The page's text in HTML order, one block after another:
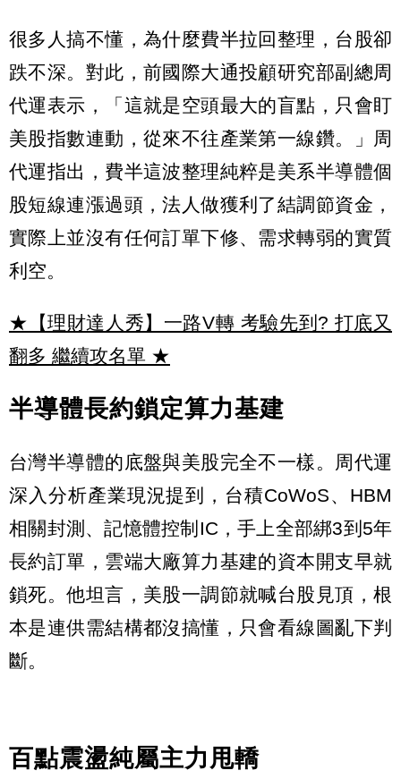
很多人搞不懂，為什麼費半拉回整理，台股卻
跌不深。對此，前國際大通投顧研究部副總周
代運表示，「這就是空頭最大的盲點，只會盯
美股指數連動，從來不往產業第一線鑽。」周
代運指出，費半這波整理純粹是美系半導體個
股短線連漲過頭，法人做獲利了結調節資金，
實際上並沒有任何訂單下修、需求轉弱的實質
利空。
★【理財達人秀】一路V轉 考驗先到? 打底又
翻多 繼續攻名單 ★
半導體長約鎖定算力基建
台灣半導體的底盤與美股完全不一樣。周代運
深入分析產業現況提到，台積CoWoS、HBM
相關封測、記憶體控制IC，手上全部綁3到5年
長約訂單，雲端大廠算力基建的資本開支早就
鎖死。他坦言，美股一調節就喊台股見頂，根
本是連供需結構都沒搞懂，只會看線圖亂下判
斷。
百點震盪純屬主力甩轎